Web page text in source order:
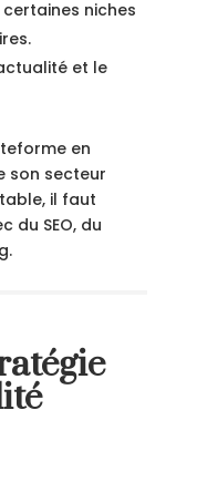
niches
et le
en
son secteur
il faut
du SEO, du